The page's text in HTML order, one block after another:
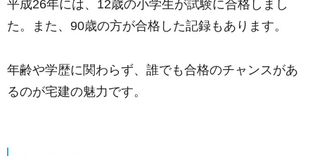
平成26年には、12歳の小学生が試験に合格しまし
た。また、90歳の方が合格した記録もあります。
年齢や学歴に関わらず、誰でも合格のチャンスがあ
るのが宅建の魅力です。